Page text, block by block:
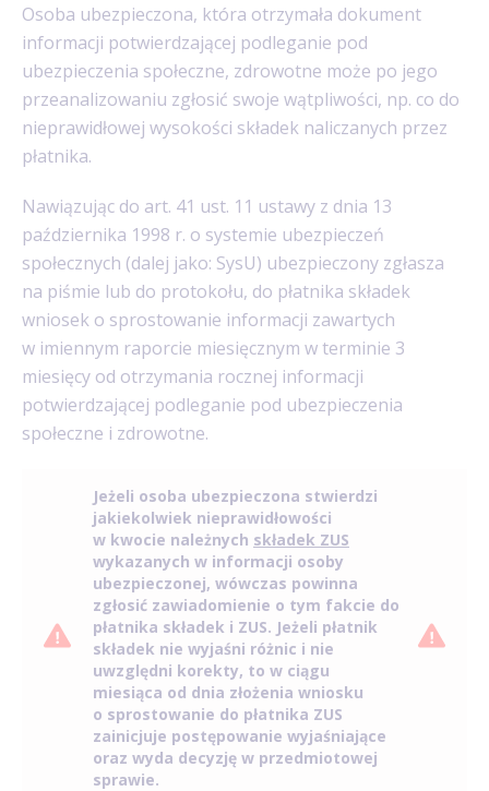
Osoba ubezpieczona, która otrzymała dokument
informacji potwierdzającej podleganie pod
ubezpieczenia społeczne, zdrowotne może po jego
przeanalizowaniu zgłosić swoje wątpliwości, np. co do
nieprawidłowej wysokości składek naliczanych przez
płatnika.
Nawiązując do art. 41 ust. 11 ustawy z dnia 13
października 1998 r. o systemie ubezpieczeń
społecznych (dalej jako: SysU) ubezpieczony zgłasza
na piśmie lub do protokołu, do płatnika składek
wniosek o sprostowanie informacji zawartych
w imiennym raporcie miesięcznym w terminie 3
miesięcy od otrzymania rocznej informacji
potwierdzającej podleganie pod ubezpieczenia
społeczne i zdrowotne.
Jeżeli osoba ubezpieczona stwierdzi
jakiekolwiek nieprawidłowości
w kwocie należnych składek ZUS
wykazanych w informacji osoby
ubezpieczonej, wówczas powinna
zgłosić zawiadomienie o tym fakcie do
płatnika składek i ZUS. Jeżeli płatnik
składek nie wyjaśni różnic i nie
uwzględni korekty, to w ciągu
miesiąca od dnia złożenia wniosku
o sprostowanie do płatnika ZUS
zainicjuje postępowanie wyjaśniające
oraz wyda decyzję w przedmiotowej
sprawie.